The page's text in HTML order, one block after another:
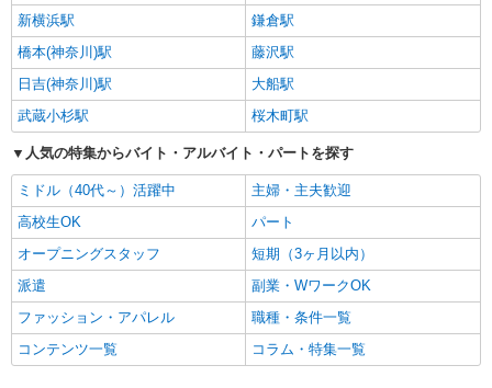
新横浜駅
鎌倉駅
橋本(神奈川)駅
藤沢駅
日吉(神奈川)駅
大船駅
武蔵小杉駅
桜木町駅
人気の特集からバイト・アルバイト・パートを探す
ミドル（40代～）活躍中
主婦・主夫歓迎
高校生OK
パート
オープニングスタッフ
短期（3ヶ月以内）
派遣
副業・WワークOK
ファッション・アパレル
職種・条件一覧
コンテンツ一覧
コラム・特集一覧